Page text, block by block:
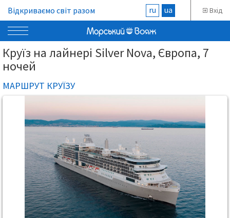
Відкриваємо світ разом ru ua Вхід
Круїз на лайнері Silver Nova, Європа, 7
ночей
МАРШРУТ КРУЇЗУ